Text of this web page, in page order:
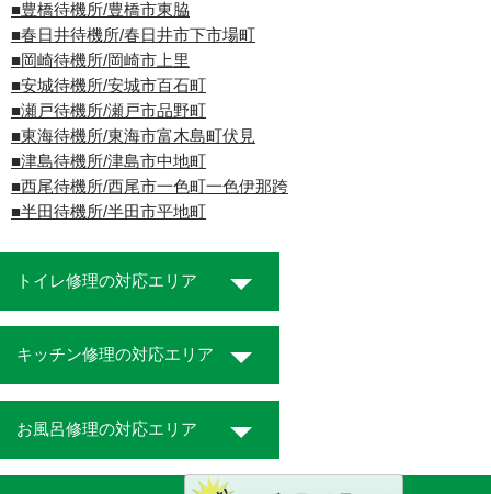
■豊橋待機所/豊橋市東脇
■春日井待機所/春日井市下市場町
■岡崎待機所/岡崎市上里
■安城待機所/安城市百石町
■瀬戸待機所/瀬戸市品野町
■東海待機所/東海市富木島町伏見
■津島待機所/津島市中地町
■西尾待機所/西尾市一色町一色伊那跨
■半田待機所/半田市平地町
トイレ修理の対応エリア
キッチン修理の対応エリア
お風呂修理の対応エリア